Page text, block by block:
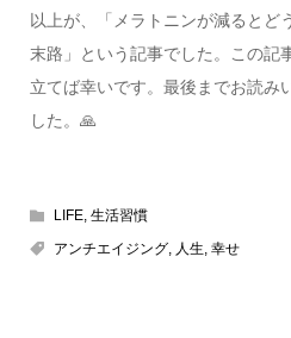
以上が、「メラトニンが減るとど
末路」という記事でした。この記
立てば幸いです。最後までお読み
した。🙏
LIFE, 生活習慣
アンチエイジング, 人生, 幸せ